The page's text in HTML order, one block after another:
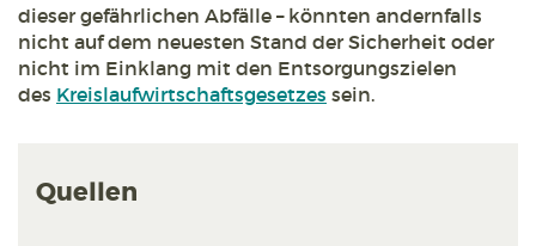
dieser gefährlichen Abfälle – könnten andernfalls
nicht auf dem neuesten Stand der Sicherheit oder
nicht im Einklang mit den Entsorgungszielen
des Kreislaufwirtschaftsgesetzes sein.
Quellen